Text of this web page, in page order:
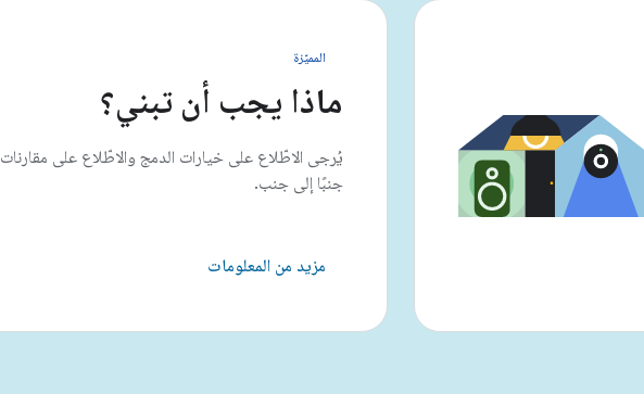
المميّزة
ماذا يجب أن تبني؟
يُرجى الاطّلاع على خيارات الدمج والاطّلاع على مقارنات
جنبًا إلى جنب.
مزيد من المعلومات